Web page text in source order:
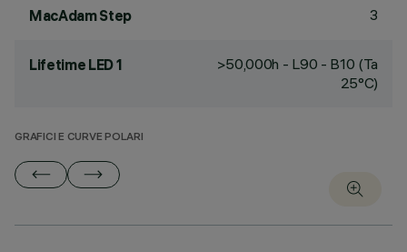
MacAdam Step 3
Lifetime LED 1
>50,000h - L90 - B10 (Ta
25°C)
GRAFICI E CURVE POLARI